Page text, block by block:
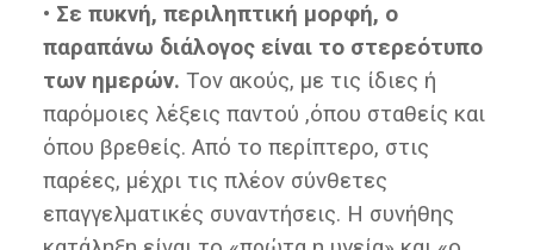
• Σε πυκνή, περιληπτική μορφή, ο
παραπάνω διάλογος είναι το στερεότυπο
των ημερών. Τoν ακούς, με τις ίδιες ή
παρόμοιες λέξεις παντού ,όπου σταθείς και
όπου βρεθείς. Από το περίπτερο, στις
παρέες, μέχρι τις πλέον σύνθετες
επαγγελματικές συναντήσεις. Η συνήθης